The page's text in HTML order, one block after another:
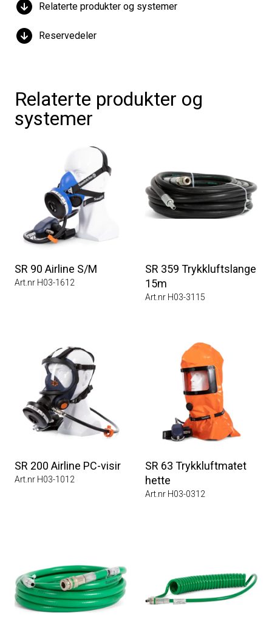
Relaterte produkter og systemer
Reservedeler
Relaterte produkter og
systemer
SR 90 Airline S/M
Art.nr H03-1612
SR 359 Trykkluftslange
15m
Art.nr H03-3115
SR 200 Airline PC-visir
Art.nr H03-1012
SR 63 Trykkluftmatet
hette
Art.nr H03-0312